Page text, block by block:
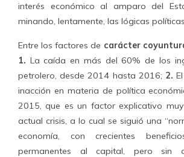
interés económico al amparo del
minando, lentamente, las lógicas
Entre los factores de carácter
1. La caída en más del 60% de los
petrolero, desde 2014 hasta 2016; 2.
inacción en materia de política
2015, que es un factor explicativo
actual crisis, a lo cual se siguió una
economía, con crecientes
permanentes al capital, pero sin